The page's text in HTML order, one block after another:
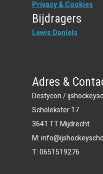
Privacy & Cookies
Bijdragers
Lewis Daniels
Adres &
Destycon /
Scholekster 17
3641 TT Mijdrecht
M:
T: 0651519276